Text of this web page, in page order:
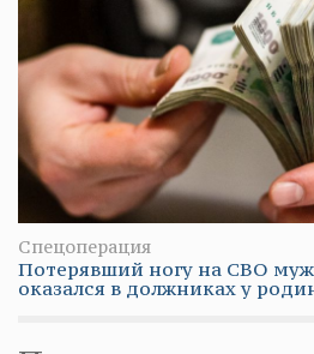
Спецоперация
Потерявший ногу на СВО
оказался в должниках у